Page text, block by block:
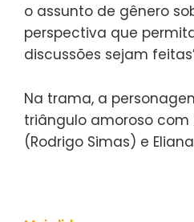
o assunto de gênero
perspectiva que
discussões sejam
Na trama, a
triângulo amoroso com
(Rodrigo Simas) e